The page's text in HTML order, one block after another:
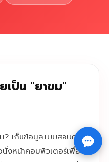
ย รับทำวิทยานิพนธ์ รับทำ
@impressedu
⇧
เป็น "ยาขม"
? เก็บข้อมูลแบบสอบถาม
งหน้าคอมพิวเตอร์เพื่อ